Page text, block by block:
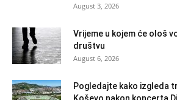
August 3, 2026
Vrijeme u kojem će ološ
društvu
August 6, 2026
Pogledajte kako izgleda
Koševo nakon koncerta